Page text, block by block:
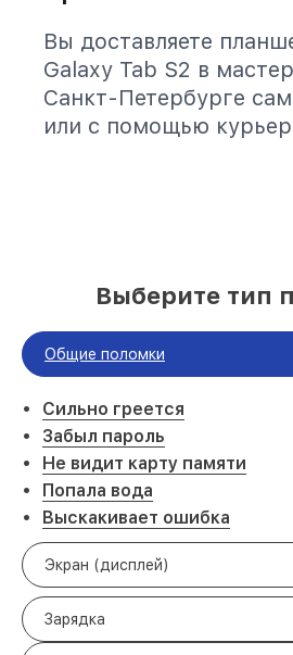
Вы доставляете
Galaxy Tab S2 в
Санкт-Петербурге
или с помощью
Выберите тип
Общие поломки
Сильно греется
Забыл пароль
Не видит карту памяти
Попала вода
Выскакивает ошибка
Экран (дисплей)
Зарядка